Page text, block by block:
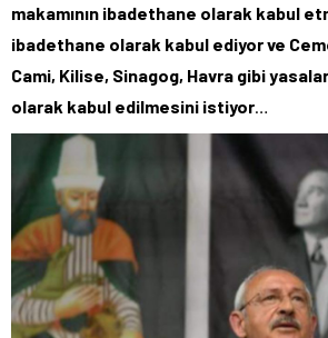
makamının ibadethane olarak kabul
ibadethane olarak kabul ediyor ve
Cami, Kilise, Sinagog, Havra gibi
olarak kabul edilmesini istiyor